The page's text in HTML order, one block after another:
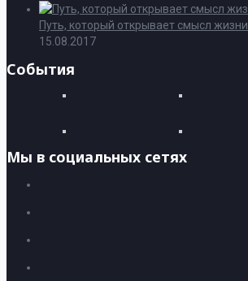
Путь, который открывает смысл жизни
15.08.2017
События
Мы в социальных сетях